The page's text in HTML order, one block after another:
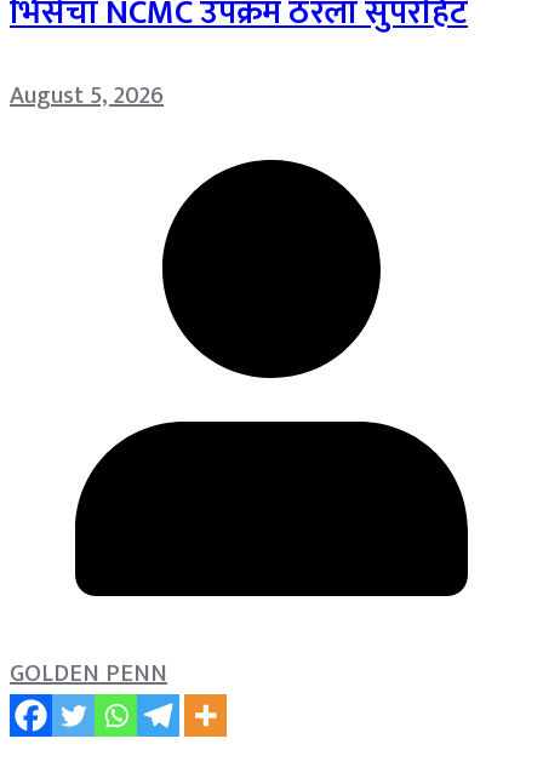
भिसेंचा NCMC उपक्रम ठरला सुपरहिट
August 5, 2026
GOLDEN PENN